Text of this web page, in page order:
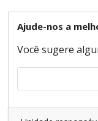
Ajude-nos a
Você sugere